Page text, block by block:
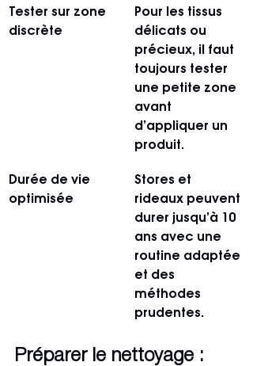
Tester sur zone
discrète
Pour les tissus
délicats ou
précieux, il faut
toujours tester
une petite zone
avant
d’appliquer un
produit.
Durée de vie
optimisée
Stores et
rideaux peuvent
durer jusqu’à 10
ans avec une
routine adaptée
et des
méthodes
prudentes.
Préparer le nettoyage :